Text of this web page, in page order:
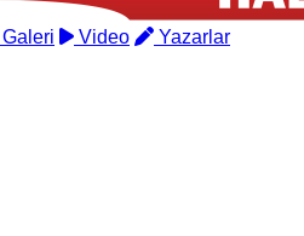
Galeri Video
Yazarlar